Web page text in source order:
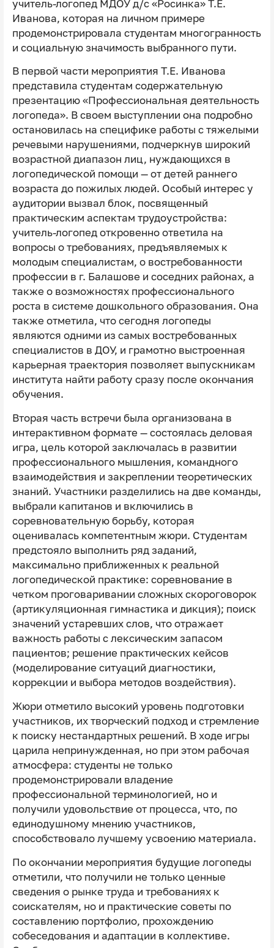
учитель-логопед МДОУ д/с «Росинка» Т.Е.
Иванова, которая на личном примере
продемонстрировала студентам многогранность
и социальную значимость выбранного пути.
В первой части мероприятия Т.Е. Иванова
представила студентам содержательную
презентацию «Профессиональная деятельность
логопеда». В своем выступлении она подробно
остановилась на специфике работы с тяжелыми
речевыми нарушениями, подчеркнув широкий
возрастной диапазон лиц, нуждающихся в
логопедической помощи — от детей раннего
возраста до пожилых людей. Особый интерес у
аудитории вызвал блок, посвященный
практическим аспектам трудоустройства:
учитель-логопед откровенно ответила на
вопросы о требованиях, предъявляемых к
молодым специалистам, о востребованности
профессии в г. Балашове и соседних районах, а
также о возможностях профессионального
роста в системе дошкольного образования. Она
также отметила, что сегодня логопеды
являются одними из самых востребованных
специалистов в ДОУ, и грамотно выстроенная
карьерная траектория позволяет выпускникам
института найти работу сразу после окончания
обучения.
Вторая часть встречи была организована в
интерактивном формате — состоялась деловая
игра, цель которой заключалась в развитии
профессионального мышления, командного
взаимодействия и закреплении теоретических
знаний. Участники разделились на две команды,
выбрали капитанов и включились в
соревновательную борьбу, которая
оценивалась компетентным жюри. Студентам
предстояло выполнить ряд заданий,
максимально приближенных к реальной
логопедической практике: соревнование в
четком проговаривании сложных скороговорок
(артикуляционная гимнастика и дикция); поиск
значений устаревших слов, что отражает
важность работы с лексическим запасом
пациентов; решение практических кейсов
(моделирование ситуаций диагностики,
коррекции и выбора методов воздействия).
Жюри отметило высокий уровень подготовки
участников, их творческий подход и стремление
к поиску нестандартных решений. В ходе игры
царила непринужденная, но при этом рабочая
атмосфера: студенты не только
продемонстрировали владение
профессиональной терминологией, но и
получили удовольствие от процесса, что, по
единодушному мнению участников,
способствовало лучшему усвоению материала.
По окончании мероприятия будущие логопеды
отметили, что получили не только ценные
сведения о рынке труда и требованиях к
соискателям, но и практические советы по
составлению портфолио, прохождению
собеседования и адаптации в коллективе.